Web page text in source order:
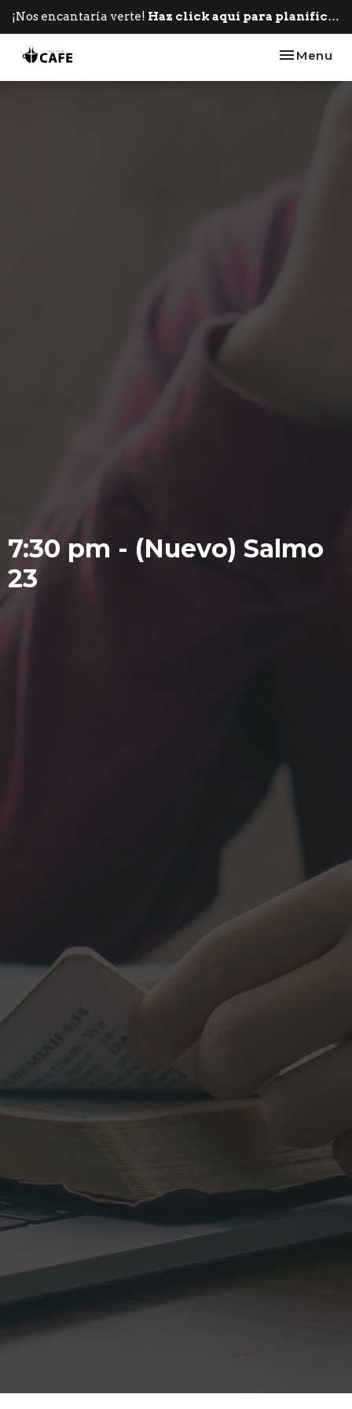
¡Nos encantaría verte! Haz click aquí para planificar tu primera visita.
Toggle
Menu
7:30 pm - (Nuevo) Salmo
23